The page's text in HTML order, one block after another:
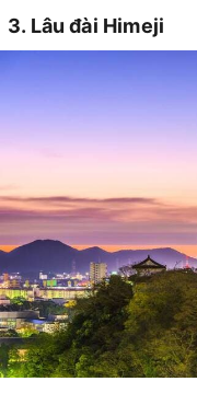
3. Lâu đài Himeji